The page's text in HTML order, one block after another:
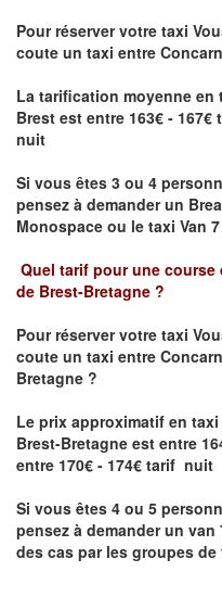
Pour réserver votre taxi
coute un taxi entre
La tarification moyenne en
Brest est entre 163€ -
nuit
Si vous êtes 3 ou 4
pensez à demander un
Monospace ou le taxi Van
Quel tarif pour une course
de Brest-Bretagne ?
Pour réserver votre taxi
coute un taxi entre
Bretagne ?
Le prix approximatif en
Brest-Bretagne est entre
entre 170€ - 174€ tarif nuit
Si vous êtes 4 ou 5
pensez à demander un
des cas par les groupes de